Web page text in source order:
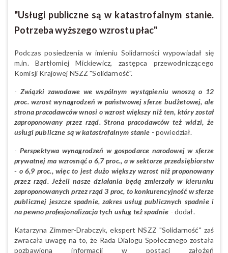
"Usługi publiczne są w katastrofalnym stanie.
Potrzeba wyższego wzrostu płac"
Podczas posiedzenia w imieniu Solidarności wypowiadał się
m.in. Bartłomiej Mickiewicz, zastępca przewodniczącego
Komisji Krajowej NSZZ "Solidarność".
-Związki zawodowe we wspólnym wystąpieniu wnoszą o 12
proc. wzrost wynagrodzeń w państwowej sferze budżetowej, ale
strona pracodawców wnosi o wzrost większy niż ten, który został
zaproponowany przez rząd. Strona pracodawców też widzi, że
usługi publiczne są w katastrofalnym stanie - powiedział.
- Perspektywa wynagrodzeń w gospodarce narodowej w sferze
prywatnej ma wzrosnąć o 6,7 proc., a w sektorze przedsiębiorstw
- o 6,9 proc., więc to jest dużo większy wzrost niż proponowany
przez rząd. Jeżeli nasze działania będą zmierzały w kierunku
zaproponowanych przez rząd 3 proc, to konkurencyjność w sferze
publicznej jeszcze spadnie, zakres usług publicznych spadnie i
na pewno profesjonalizacja tych usług też spadnie - dodał.
Katarzyna Zimmer-Drabczyk, ekspert NSZZ "Solidarność" zaś
zwracała uwagę na to, że Rada Dialogu Społecznego została
pozbawiona informacji w postaci założeń